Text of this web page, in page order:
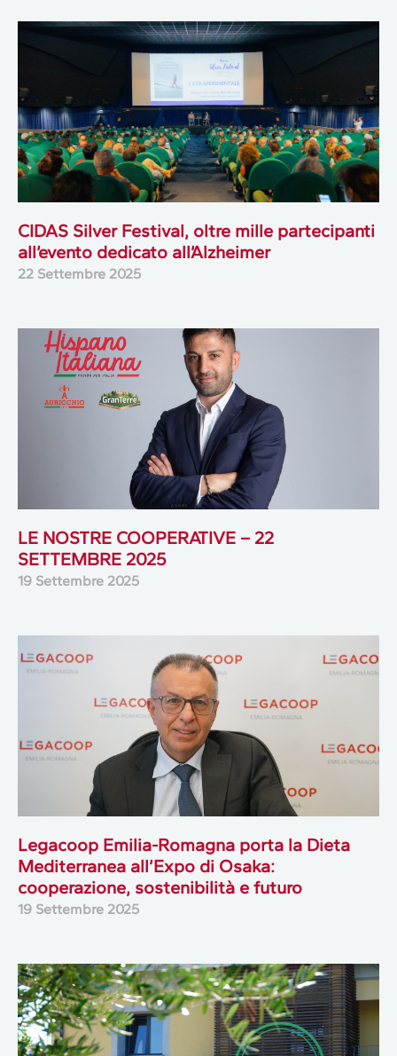
CIDAS Silver Festival, oltre mille partecipanti
all’evento dedicato all’Alzheimer
22 Settembre 2025
LE NOSTRE COOPERATIVE – 22
SETTEMBRE 2025
19 Settembre 2025
Legacoop Emilia-Romagna porta la Dieta
Mediterranea all’Expo di Osaka:
cooperazione, sostenibilità e futuro
19 Settembre 2025